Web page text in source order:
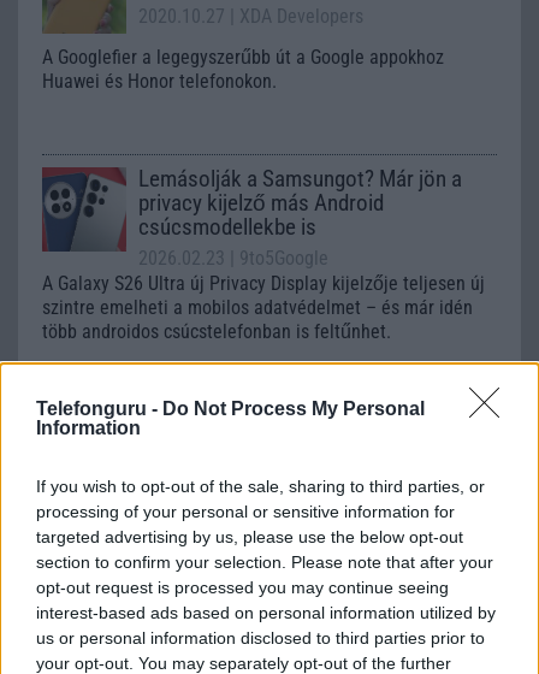
Telefonguru - Do Not Process My Personal
Information
If you wish to opt-out of the sale, sharing to third parties, or
processing of your personal or sensitive information for
targeted advertising by us, please use the below opt-out
section to confirm your selection. Please note that after your
opt-out request is processed you may continue seeing
interest-based ads based on personal information utilized by
us or personal information disclosed to third parties prior to
your opt-out. You may separately opt-out of the further
2020.10.27
| XDA Developers
A Googlefier a legegyszerűbb út a Google appokhoz
Huawei és Honor telefonokon.
Lemásolják a Samsungot? Már jön a
privacy kijelző más Android
csúcsmodellekbe is
2026.02.23
| 9to5Google
A Galaxy S26 Ultra új Privacy Display kijelzője teljesen új
szintre emelheti a mobilos adatvédelmet – és már idén
több androidos csúcstelefonban is feltűnhet.
Teszt: Huawei P10 Lite - szerettem és
akarom
Nálunk járt a Huawei P10 Lite és maradandó élményt
hagyott bennünk.
Így telepíts Google Playt a Huawei-edre!
2020.03.17| GSM Arena